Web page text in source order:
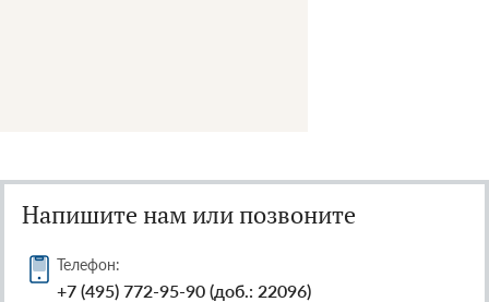
Напишите нам или позвоните
Телефон:
+7 (495) 772-95-90 (доб.: 22096)